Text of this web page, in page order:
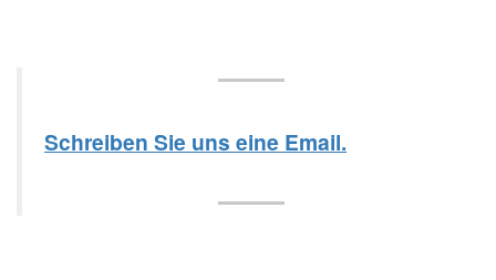
Schreiben Sie uns eine Email.